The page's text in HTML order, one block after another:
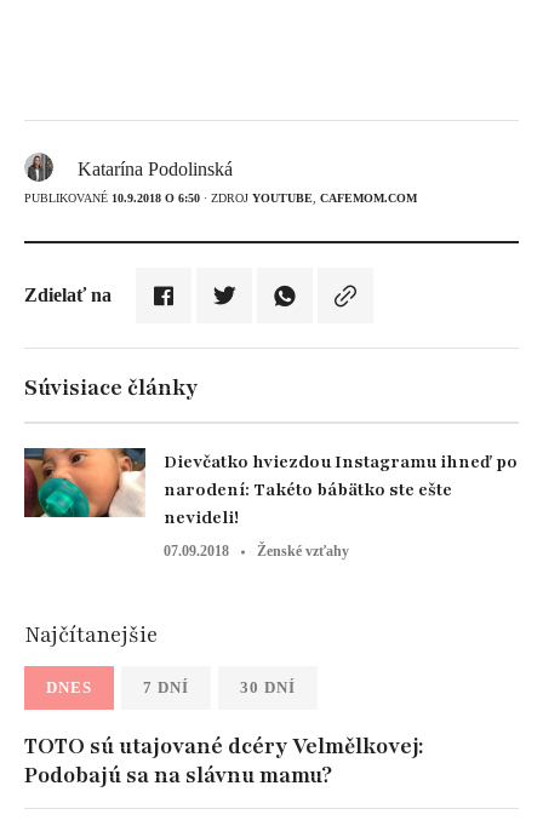
Katarína Podolinská
PUBLIKOVANÉ 10.9.2018 O 6:50 · ZDROJ YOUTUBE CAFEMOM.COM
Zdielať na
Súvisiace články
Dievčatko hviezdou Instagramu ihneď po
narodení: Takéto bábätko ste ešte
nevideli!
07.09.2018 Ženské vzťahy
Najčítanejšie
DNES 7 DNÍ 30 DNÍ
TOTO sú utajované dcéry Velmělkovej:
Podobajú sa na slávnu mamu?